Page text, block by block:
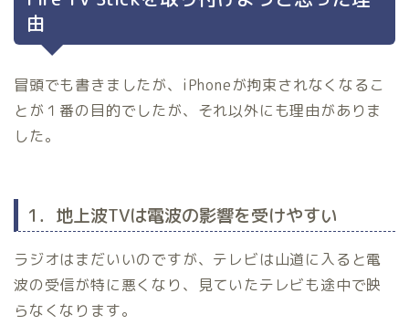
由
冒頭でも書きましたが、iPhoneが拘束されなくなるこ
とが１番の目的でしたが、それ以外にも理由がありま
した。
1．地上波TVは電波の影響を受けやすい
ラジオはまだいいのですが、テレビは山道に入ると電
波の受信が特に悪くなり、見ていたテレビも途中で映
らなくなります。